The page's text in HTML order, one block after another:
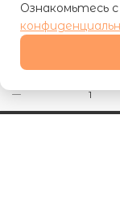
Ознакомьтесь